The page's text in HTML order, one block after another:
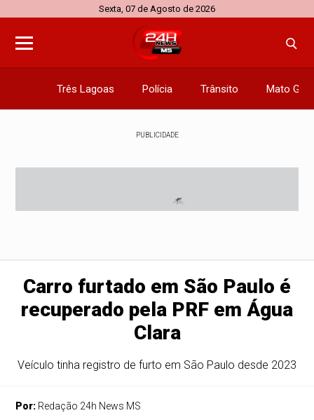
Sexta, 07 de Agosto de 2026
Três Lagoas Polícia Trânsito Mato
PUBLICIDADE
Carro furtado em São Paulo é
recuperado pela PRF em Água
Clara
Veículo tinha registro de furto em São Paulo desde 2023
Por: Redação 24h News MS